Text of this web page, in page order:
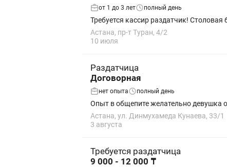
от 1 до 3 лет полный день
Астана, пр-т Туран, 4/2
10 июля
Раздатчица
Договорная
нет опыта полный день
Опыт в общепите желательно девушка
Астана, ул. Динмухамеда Кунаева, 33/1
3 августа
Требуется раздатчица
9 000 - 12 000 ₸